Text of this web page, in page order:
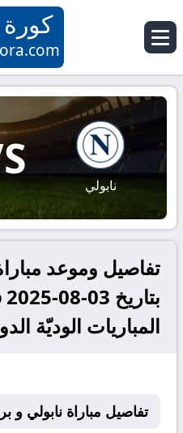
كورة
نابولي
تفاصيل وموعد
المباريات الوديّة
تفاصيل مباراة نابولي و